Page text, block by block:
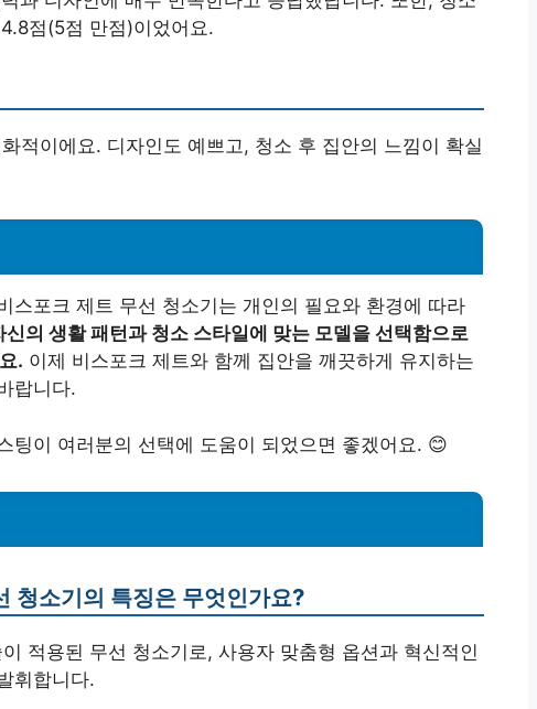
점(5점 만점)이었어요.
적이에요. 디자인도 예쁘고, 청소 후 집안의 느낌이 확실
스포크 제트 무선 청소기는 개인의 필요와 환경에 따라
신의 생활 패턴과 청소 스타일에 맞는 모델을 선택함으로
. 이제 비스포크 제트와 함께 집안을 깨끗하게 유지하는
랍니다.
팅이 여러분의 선택에 도움이 되었으면 좋겠어요. 😊
청소기의 특징은 무엇인가요?
적용된 무선 청소기로, 사용자 맞춤형 옵션과 혁신적인
휘합니다.